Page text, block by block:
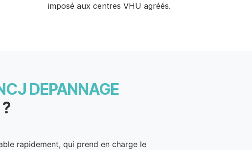
imposé aux centres VHU agréés.
DEPANNAGE
rapidement, qui prend en charge le